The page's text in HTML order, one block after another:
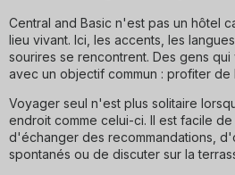
Central and Basic n'est pas un hôtel
lieu vivant. Ici, les accents, les
sourires se rencontrent. Des gens
avec un objectif commun : profiter de
Voyager seul n'est plus solitaire
endroit comme celui-ci. Il est facile de
d'échanger des recommandations,
spontanés ou de discuter sur la